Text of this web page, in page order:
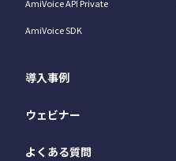
AmiVoice API Private
AmiVoice SDK
導入事例
ウェビナー
よくある質問